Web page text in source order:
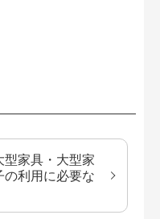
家具・大型家
の利用に必要な